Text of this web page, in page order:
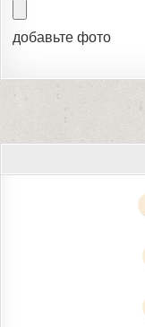
добавьте фото